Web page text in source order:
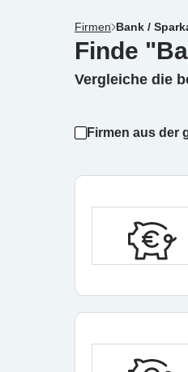
Firmen Bank /
Finde
Vergleiche die
Firmen aus der